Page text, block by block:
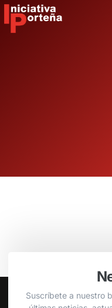
Suscríbete a nuestro